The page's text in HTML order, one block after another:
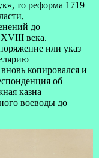
то реформа 1719
до
XVIII века.
или указ
копировался и
об
казна
воеводы до